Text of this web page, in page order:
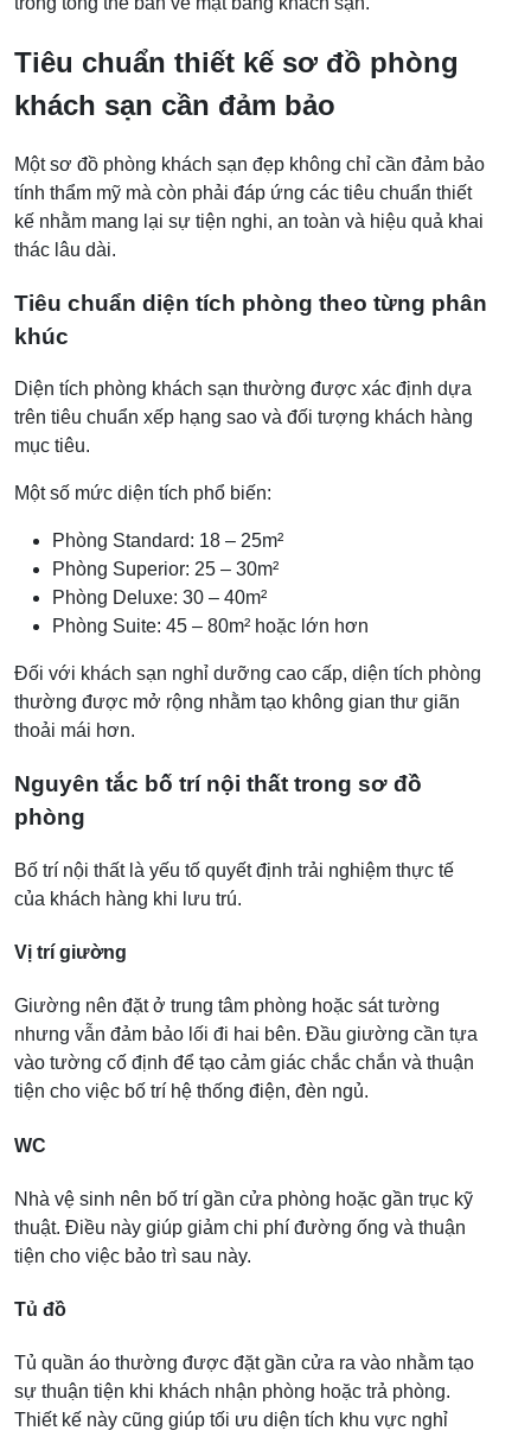
Tiêu chuẩn thiết kế sơ đồ phòng
khách sạn cần đảm bảo
Một sơ đồ phòng khách sạn đẹp không chỉ cần đảm bảo
tính thẩm mỹ mà còn phải đáp ứng các tiêu chuẩn thiết
kế nhằm mang lại sự tiện nghi, an toàn và hiệu quả khai
thác lâu dài.
Tiêu chuẩn diện tích phòng theo từng phân
khúc
Diện tích phòng khách sạn thường được xác định dựa
trên tiêu chuẩn xếp hạng sao và đối tượng khách hàng
mục tiêu.
Một số mức diện tích phổ biến:
Phòng Standard: 18 – 25m²
Phòng Superior: 25 – 30m²
Phòng Deluxe: 30 – 40m²
Phòng Suite: 45 – 80m² hoặc lớn hơn
Đối với khách sạn nghỉ dưỡng cao cấp, diện tích phòng
thường được mở rộng nhằm tạo không gian thư giãn
thoải mái hơn.
Nguyên tắc bố trí nội thất trong sơ đồ
phòng
Bố trí nội thất là yếu tố quyết định trải nghiệm thực tế
của khách hàng khi lưu trú.
Vị trí giường
Giường nên đặt ở trung tâm phòng hoặc sát tường
nhưng vẫn đảm bảo lối đi hai bên. Đầu giường cần tựa
vào tường cố định để tạo cảm giác chắc chắn và thuận
tiện cho việc bố trí hệ thống điện, đèn ngủ.
WC
Nhà vệ sinh nên bố trí gần cửa phòng hoặc gần trục kỹ
thuật. Điều này giúp giảm chi phí đường ống và thuận
tiện cho việc bảo trì sau này.
Tủ đồ
Tủ quần áo thường được đặt gần cửa ra vào nhằm tạo
sự thuận tiện khi khách nhận phòng hoặc trả phòng.
Thiết kế này cũng giúp tối ưu diện tích khu vực nghỉ